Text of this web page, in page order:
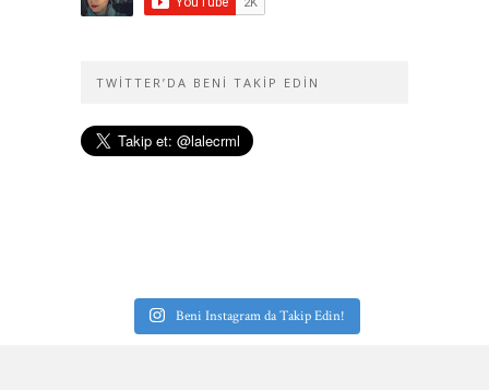
TWITTER’DA BENI TAKIP EDIN
Beni Instagram da Takip Edin!